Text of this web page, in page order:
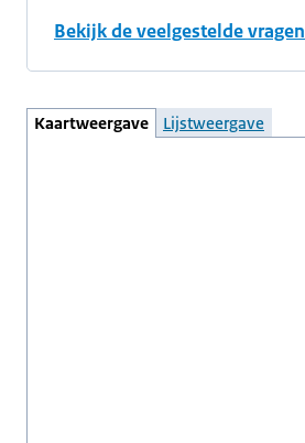
Bekijk de veelgestelde vragen
Kaartweergave Lijstweergave